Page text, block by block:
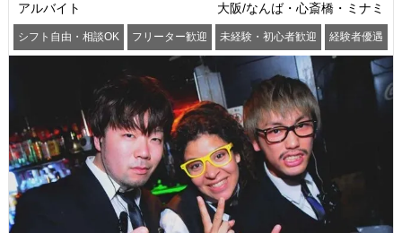
アルバイト 大阪/なんば・心斎橋・ミナミ
シフト自由・相談OK フリーター歓迎 未経験・初心者歓迎 経験者優遇